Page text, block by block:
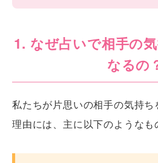
1. なぜ占いで相手の
なるの
私たちが片思いの相手の気持
理由には、主に以下のようなも